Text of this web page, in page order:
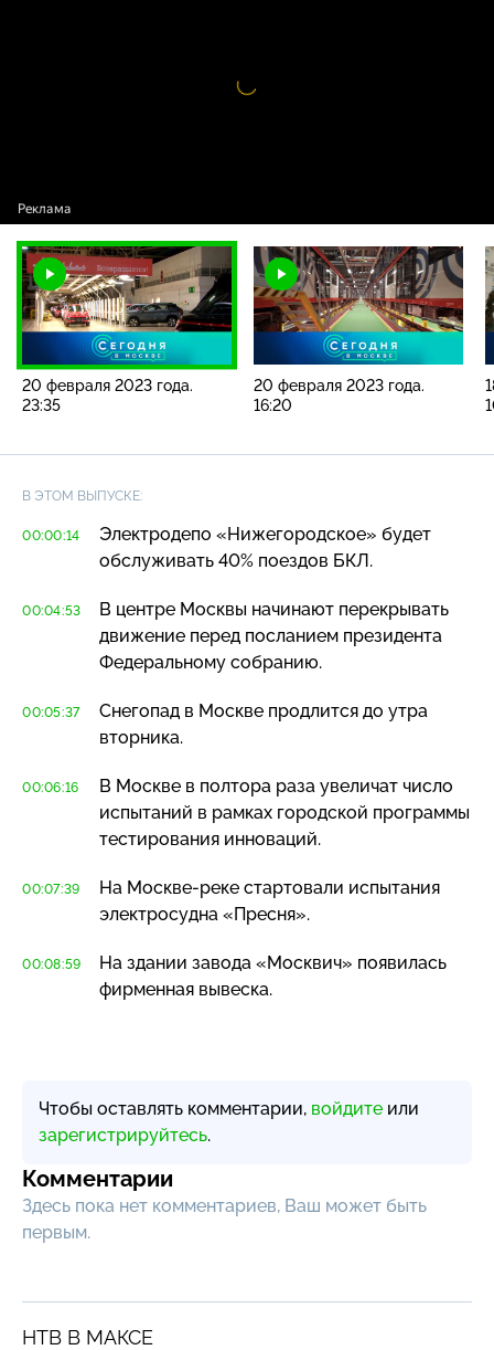
Видео
проигрыватель
20 февраля 2023 года.
23:35
20 февраля 2023 года.
16:20
В ЭТОМ ВЫПУСКЕ:
00:00:14
Электродепо «Нижегородское» будет
обслуживать 40% поездов БКЛ.
00:04:53
В центре Москвы начинают перекрывать
движение перед посланием президента
Федеральному собранию.
00:05:37
Снегопад в Москве продлится до утра
вторника.
00:06:16
В Москве в полтора раза увеличат число
испытаний в рамках городской программы
тестирования инноваций.
00:07:39 На Москве-реке стартовали испытания
электросудна «Пресня».
00:08:59
На здании завода «Москвич» появилась
фирменная вывеска.
Чтобы оставлять комментарии, войдите или
зарегистрируйтесь.
Комментарии
Здесь пока нет комментариев, Ваш может быть
первым.
НТВ В МАКСЕ